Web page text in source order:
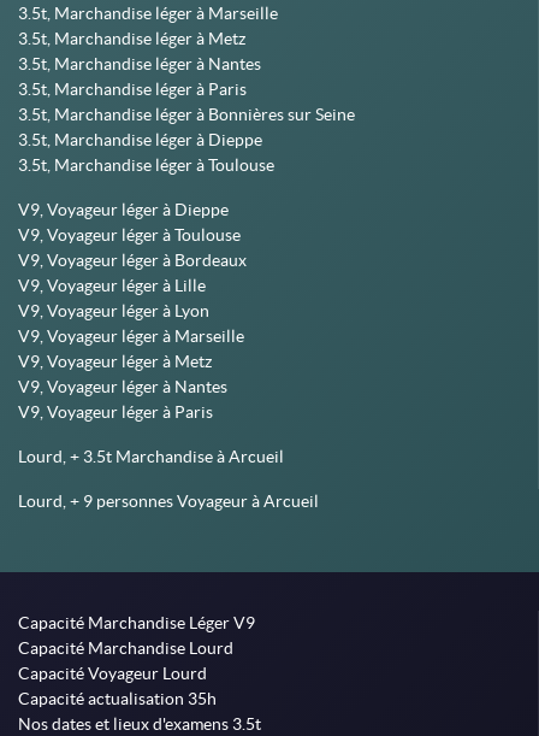
3.5t, Marchandise léger à Marseille
3.5t, Marchandise léger à Metz
3.5t, Marchandise léger à Nantes
3.5t, Marchandise léger à Paris
3.5t, Marchandise léger à Bonnières sur Seine
3.5t, Marchandise léger à Dieppe
3.5t, Marchandise léger à Toulouse
V9, Voyageur léger à Dieppe
V9, Voyageur léger à Toulouse
V9, Voyageur léger à Bordeaux
V9, Voyageur léger à Lille
V9, Voyageur léger à Lyon
V9, Voyageur léger à Marseille
V9, Voyageur léger à Metz
V9, Voyageur léger à Nantes
V9, Voyageur léger à Paris
Lourd, + 3.5t Marchandise à Arcueil
Lourd, + 9 personnes Voyageur à Arcueil
Capacité Marchandise Léger V9
Capacité Marchandise Lourd
Capacité Voyageur Lourd
Capacité actualisation 35h
Nos dates et lieux d'examens 3.5t